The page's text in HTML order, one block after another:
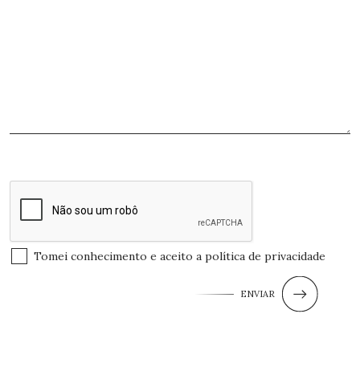
Tomei conhecimento e aceito a política de privacidade
ENVIAR